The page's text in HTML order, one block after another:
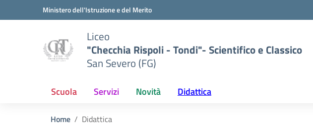
Vai ai contenuti
Vai al menu di navigazioneMinistero dell'Istruzione e del Merito
Liceo
"Checchia Rispoli - Tondi"- Scientifico e Classico
San Severo (FG)
Scuola Servizi Novità Didattica
Home Didattica